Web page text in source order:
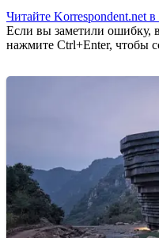
Читайте Korrespondent.net
Если вы заметили ошибку,
нажмите Ctrl+Enter, чтобы